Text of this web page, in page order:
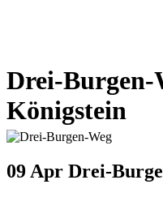
Drei-Burgen-
Königstein
09 Apr Drei-